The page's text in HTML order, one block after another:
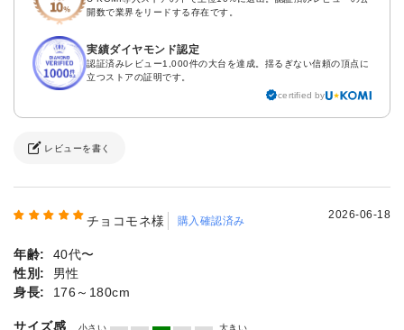
開数で業界をリードする存在です。
実績ダイヤモンド認定
認証済みレビュー1,000件の大台を達成。揺るぎない信頼の頂点に
立つストアの証明です。
certified by
レビューを書く
チョコモネ様 購入確認済み 2026-06-18
年齢:
40代〜
性別:
男性
身長:
176～180cm
サイズ感 小さい 大きい